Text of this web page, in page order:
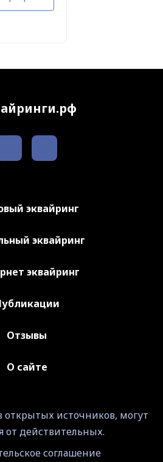
эквайринг
эквайринг
эквайринг
Отзывы
О сайте
источников, могут
от действительных.
соглашение